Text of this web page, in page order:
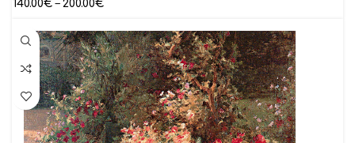
140.00€ – 200.00€